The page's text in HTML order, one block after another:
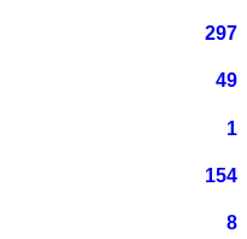
297
49
1
154
8